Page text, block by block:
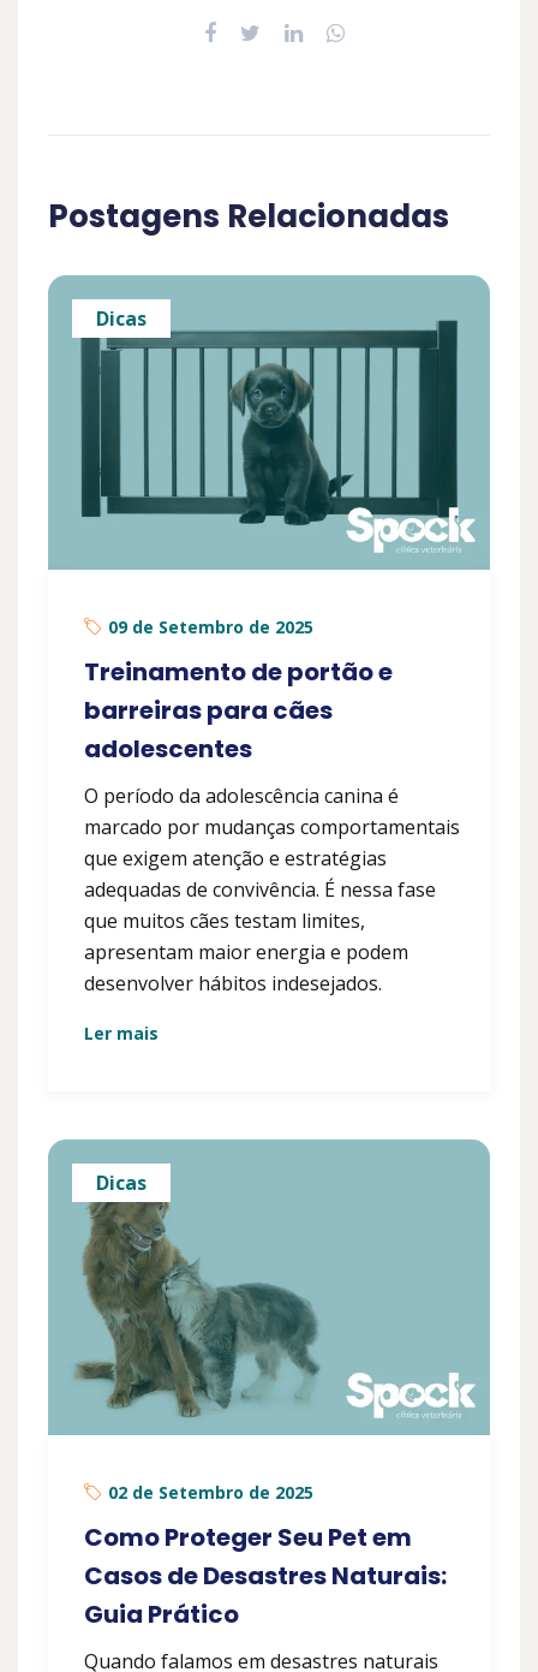
Postagens Relacionadas
Dicas
09 de Setembro de 2025
Treinamento de portão e
barreiras para cães
adolescentes
O período da adolescência canina é
marcado por mudanças comportamentais
que exigem atenção e estratégias
adequadas de convivência. É nessa fase
que muitos cães testam limites,
apresentam maior energia e podem
desenvolver hábitos indesejados.
Ler mais
Dicas
02 de Setembro de 2025
Como Proteger Seu Pet em
Casos de Desastres Naturais:
Guia Prático
Quando falamos em desastres naturais